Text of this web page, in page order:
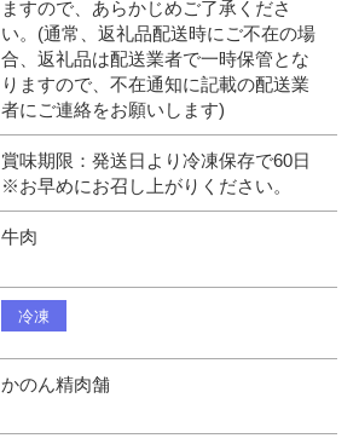
ますので、あらかじめご了承くださ
い。(通常、返礼品配送時にご不在の場
合、返礼品は配送業者で一時保管とな
りますので、不在通知に記載の配送業
者にご連絡をお願いします)
賞味期限：発送日より冷凍保存で60日
※お早めにお召し上がりください。
牛肉
冷凍
かのん精肉舗